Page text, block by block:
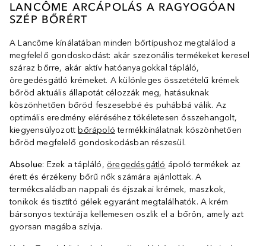
LANCÔME ARCÁPOLÁS A RAGYOGÓAN
SZÉP BŐRÉRT
A Lancôme kínálatában minden bőrtípushoz megtalálod a
megfelelő gondoskodást: akár szezonális termékeket keresel
száraz bőrre, akár aktív hatóanyagokkal tápláló,
öregedésgátló krémeket. A különleges összetételű krémek
bőröd aktuális állapotát célozzák meg, hatásuknak
köszönhetően bőröd feszesebbé és puhábbá válik. Az
optimális eredmény eléréséhez tökéletesen összehangolt,
kiegyensúlyozott bőrápoló termékkínálatnak köszönhetően
bőröd megfelelő gondoskodásban részesül.
Absolue: Ezek a tápláló, öregedésgátló ápoló termékek az
érett és érzékeny bőrű nők számára ajánlottak. A
termékcsaládban nappali és éjszakai krémek, maszkok,
tonikok és tisztító gélek egyaránt megtalálhatók. A krém
bársonyos textúrája kellemesen oszlik el a bőrön, amely azt
gyorsan magába szívja.